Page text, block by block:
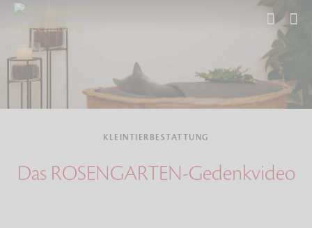
Start Tierbestattung
KLEINTIERBESTATTUNG
Das ROSENGARTEN-Gedenkvideo